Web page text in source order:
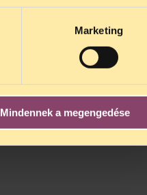
Marketing
Mindennek a megengedése